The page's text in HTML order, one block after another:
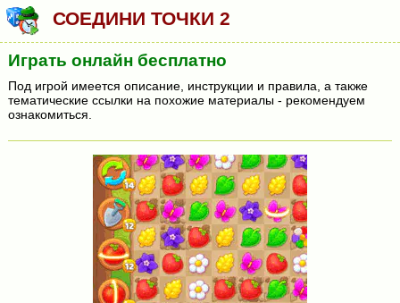
СОЕДИНИ ТОЧКИ 2
Играть онлайн бесплатно
Под игрой имеется описание, инструкции и правила, а также
тематические ссылки на похожие материалы - рекомендуем
ознакомиться.